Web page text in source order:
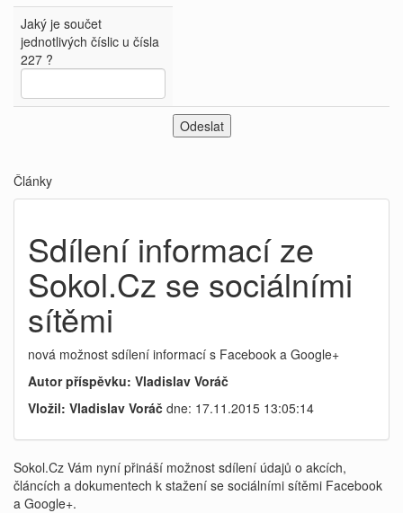
Jaký je součet
jednotlivých číslic u čísla
227 ?
Články
Sdílení informací ze
Sokol.Cz se sociálními
sítěmi
nová možnost sdílení informací s Facebook a Google+
Autor příspěvku: Vladislav Voráč
Vložil: Vladislav Voráč dne: 17.11.2015 13:05:14
Sokol.Cz Vám nyní přináší možnost sdílení údajů o akcích,
článcích a dokumentech k stažení se sociálními sítěmi Facebook
a Google+.